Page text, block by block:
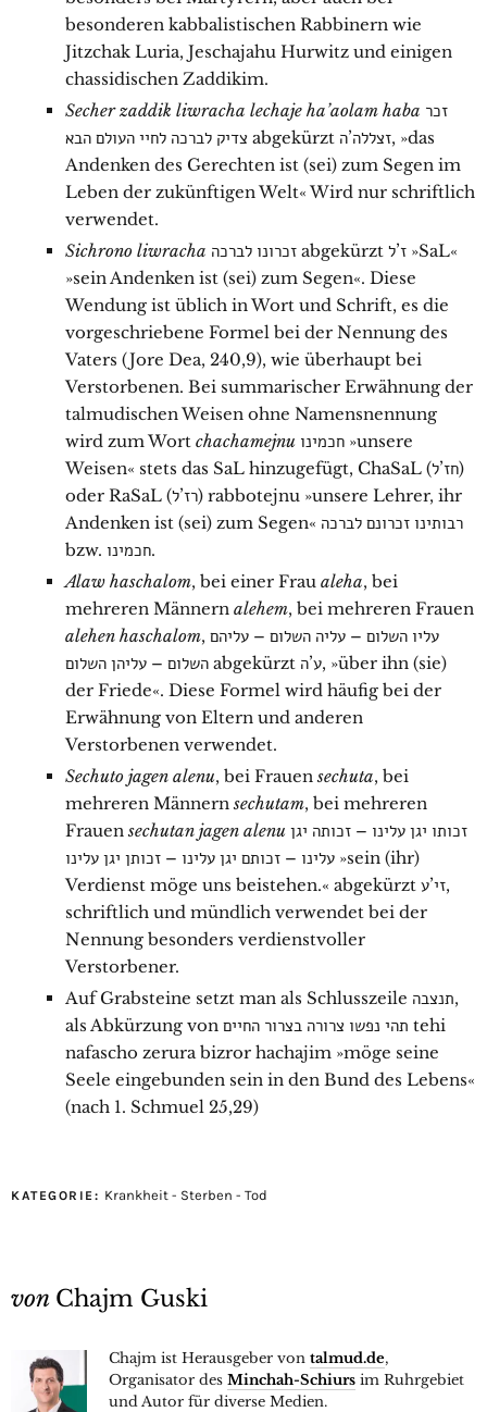
besonderen kabbalistischen Rabbinern wie
Jitzchak Luria, Jeschajahu Hurwitz und einigen
chassidischen Zaddikim.
Secher zaddik liwracha lechaje ha’aolam haba זכר
צדיק לברכה לחיי העולם הבא abgekürzt זצללה’ה, »das
Andenken des Gerechten ist (sei) zum Segen im
Leben der zukünftigen Welt« Wird nur schriftlich
verwendet.
Sichrono liwracha זכרונו לברכה abgekürzt ז’ל »SaL«
»sein Andenken ist (sei) zum Segen«. Diese
Wendung ist üblich in Wort und Schrift, es die
vorgeschriebene Formel bei der Nennung des
Vaters (Jore Dea, 240,9), wie überhaupt bei
Verstorbenen. Bei summarischer Erwähnung der
talmudischen Weisen ohne Namensnennung
wird zum Wort chachamejnu חכמינו »unsere
Weisen« stets das SaL hinzugefügt, ChaSaL (חז’ל)
oder RaSaL (רז’ל) rabbotejnu »unsere Lehrer, ihr
Andenken ist (sei) zum Segen« רבותינו זכרונם לברכה
bzw. חכמינו.
Alaw haschalom, bei einer Frau aleha, bei
mehreren Männern alehem, bei mehreren Frauen
alehen haschalom, עליו השלום – עליה השלום – עליהם
השלום – עליהן השלום abgekürzt ע’ה, »über ihn (sie)
der Friede«. Diese Formel wird häufig bei der
Erwähnung von Eltern und anderen
Verstorbenen verwendet.
Sechuto jagen alenu, bei Frauen sechuta, bei
mehreren Männern sechutam, bei mehreren
Frauen sechutan jagen alenu זכותו יגן עלינו – זכותה יגן
עלינו – זכותם יגן עלינו – זכותן יגן עלינו »sein (ihr)
Verdienst möge uns beistehen.« abgekürzt זי’ע,
schriftlich und mündlich verwendet bei der
Nennung besonders verdienstvoller
Verstorbener.
Auf Grabsteine setzt man als Schlusszeile תנצבה,
als Abkürzung von תהי נפשו צרורה בצרור החיים tehi
nafascho zerura bizror hachajim »möge seine
Seele eingebunden sein in den Bund des Lebens«
(nach 1. Schmuel 25,29)
KATEGORIE: Krankheit - Sterben - Tod
von Chajm Guski
Chajm ist Herausgeber von talmud.de,
Organisator des Minchah-Schiurs im Ruhrgebiet
und Autor für diverse Medien.